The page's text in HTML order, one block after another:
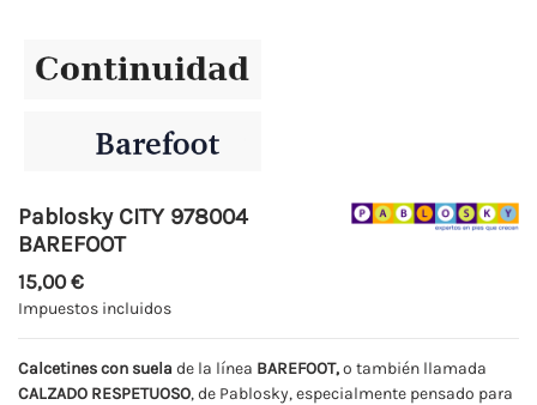
Pablosky CITY 978004
BAREFOOT
15,00 €
Impuestos incluidos
Calcetines con suela de la línea BAREFOOT,o también llamada
CALZADO RESPETUOSO, de Pablosky, especialmente pensado para